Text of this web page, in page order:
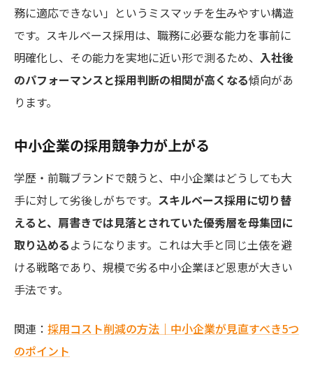
務に適応できない」というミスマッチを生みやすい構造
です。スキルベース採用は、職務に必要な能力を事前に
明確化し、その能力を実地に近い形で測るため、 入社後
のパフォーマンスと採用判断の相関が高くなる傾向があ
ります。
中小企業の採用競争力が上がる
学歴・前職ブランドで競うと、中小企業はどうしても大
手に対して劣後しがちです。 スキルベース採用に切り替
えると、肩書きでは見落とされていた優秀層を母集団に
取り込めるようになります。これは大手と同じ土俵を避
ける戦略であり、規模で劣る中小企業ほど恩恵が大きい
手法です。
関連： 採用コスト削減の方法｜中小企業が見直すべき5つ
のポイント